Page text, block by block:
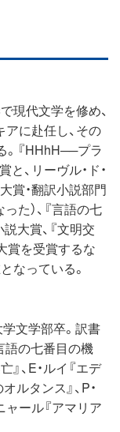
現代文学を修め、
に赴任し、その
。『HHhH──プラ
、リーヴル・ド・
賞・翻訳小説部門
た）、『言語の七
大賞、『文明交
賞を受賞するな
なっている。
文学部卒。訳書
語の七番目の機
』、E・ルイ『エデ
ルタンス』、P・
ャール『アマリア